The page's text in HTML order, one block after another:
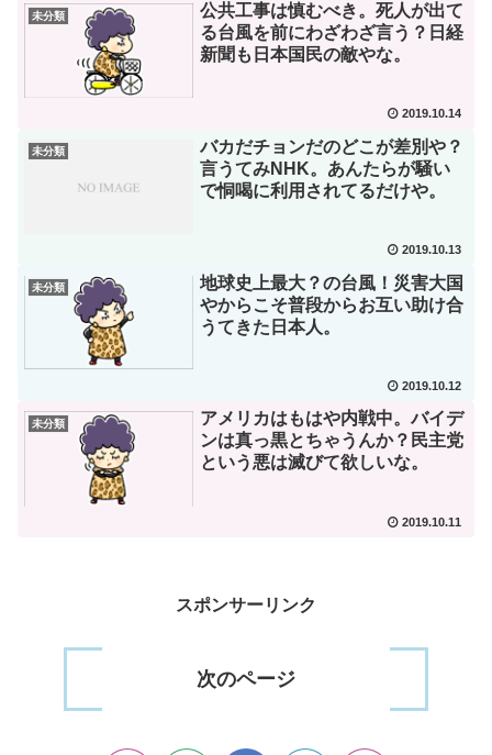
未分類
公共工事は慎むべき。死人が出て
る台風を前にわざわざ言う？日経
新聞も日本国民の敵やな。
2019.10.14
未分類
バカだチョンだのどこが差別や？
言うてみNHK。あんたらが騒い
で恫喝に利用されてるだけや。
2019.10.13
未分類
地球史上最大？の台風！災害大国
やからこそ普段からお互い助け合
うてきた日本人。
2019.10.12
未分類
アメリカはもはや内戦中。バイデ
ンは真っ黒とちゃうんか？民主党
という悪は滅びて欲しいな。
2019.10.11
スポンサーリンク
次のページ